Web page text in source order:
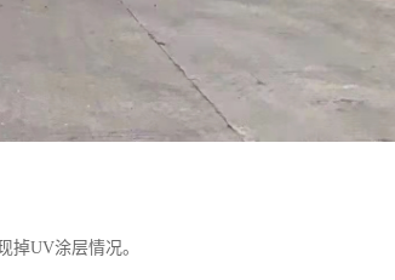
掉UV涂层情况。